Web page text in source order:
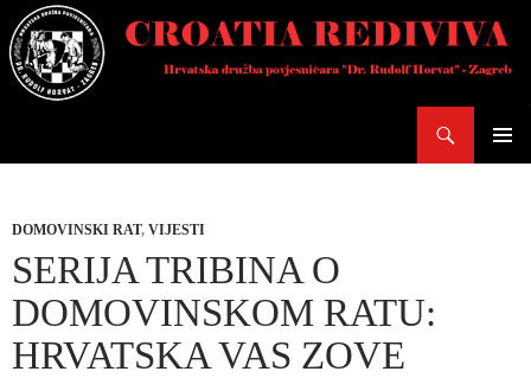
Skoči
do
sadržaja
DOMOVINSKI RAT, VIJESTI
SERIJA TRIBINA O
DOMOVINSKOM RATU:
HRVATSKA VAS ZOVE